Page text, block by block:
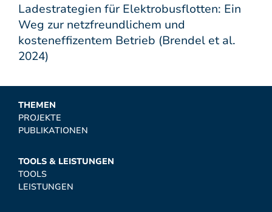
Ladestrategien für Elektrobusflotten: Ein
Weg zur netzfreundlichem und
kosteneffizentem Betrieb (Brendel et al.
2024)
THEMEN
PROJEKTE
PUBLIKATIONEN
TOOLS & LEISTUNGEN
TOOLS
LEISTUNGEN